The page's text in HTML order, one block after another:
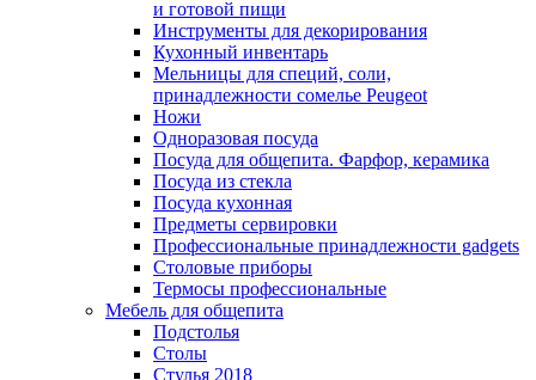
и готовой пищи
Инструменты для декорирования
Кухонный инвентарь
Мельницы для специй, соли,
принадлежности сомелье Peugeot
Ножи
Одноразовая посуда
Посуда для общепита. Фарфор, керамика
Посуда из стекла
Посуда кухонная
Предметы сервировки
Профессиональные принадлежности gadgets
Столовые приборы
Термосы профессиональные
Мебель для общепита
Подстолья
Столы
Стулья 2018